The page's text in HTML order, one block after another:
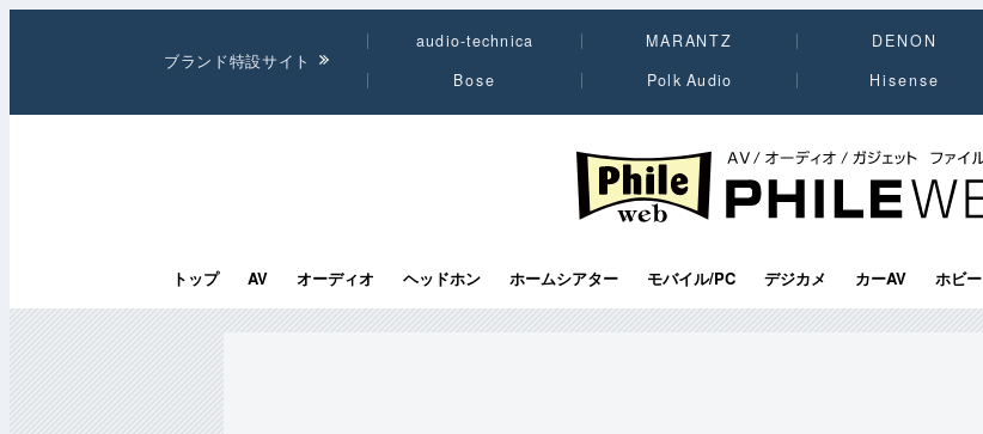
ブランド特設サイト
audio-technica MARANTZ DENON
Bose
Polk Audio Hisense
PHILE WEB｜AV/オーディオ/ガジェット
トップ AV オーディオ ヘッドホン ホームシアター モバイル/PC デジカメ カーAV ホビー